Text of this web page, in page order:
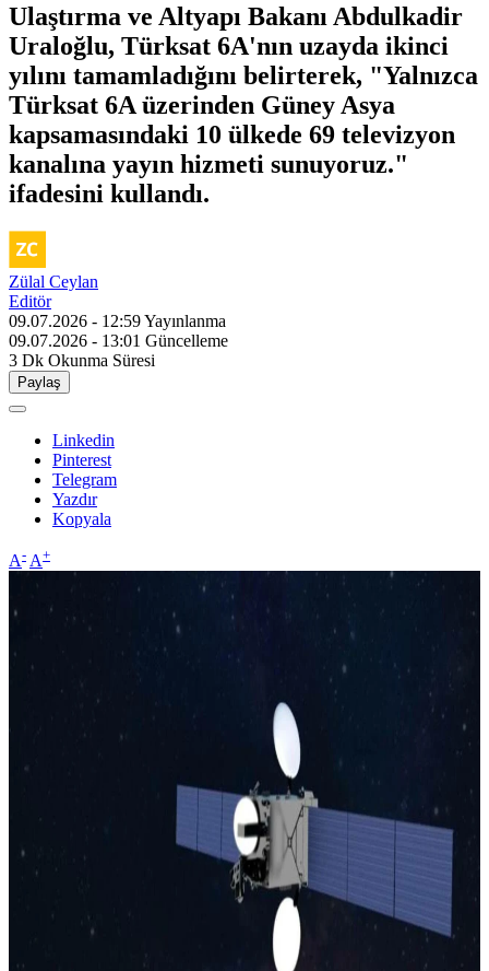
Ulaştırma ve Altyapı Bakanı Abdulkadir
Uraloğlu, Türksat 6A'nın uzayda ikinci
yılını tamamladığını belirterek, "Yalnızca
Türksat 6A üzerinden Güney Asya
kapsamasındaki 10 ülkede 69 televizyon
kanalına yayın hizmeti sunuyoruz."
ifadesini kullandı.
Zülal Ceylan
Editör
09.07.2026 - 12:59Yayınlanma
09.07.2026 - 13:01 Güncelleme
3 Dk Okunma Süresi
Paylaş
Linkedin
Pinterest
Telegram
Yazdır
Kopyala
A- A+